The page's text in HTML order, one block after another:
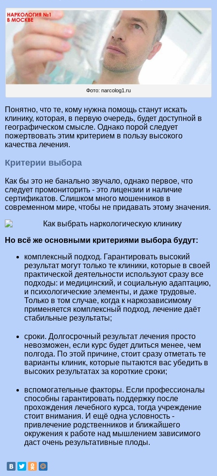
Фото: narcolog1.ru
Понятно, что те, кому нужна помощь станут искать
клинику, которая, в первую очередь, будет доступной в
географическом смысле. Однако порой следует
пожертвовать этим критерием в пользу высокого
качества лечения.
Критерии выбора
Как бы это не банально звучало, однако первое, что
следует промониторить - это лицензии и наличие
сертификатов. Слишком много мошенников в
современном мире, чтобы не придавать этому значения.
Но всё же основными критериями выбора будут:
комплексный подход. Гарантировать высокий
результат могут только те клиники, которые в своей
практической деятельности используют сразу все
подходы: и медицинский, и социальную адаптацию,
и психологические элементы, и даже трудовые.
Только в том случае, когда к наркозависимому
применяется комплексный подход, лечение даёт
стабильные результаты;
сроки. Долгосрочный результат лечения просто
невозможен, если курс будет длиться менее, чем
полгода. По этой причине, стоит сразу отметать те
варианты клиник, которые пытаются вас убедить в
высоких результатах за короткие сроки;
вспомогательные факторы. Если профессионалы
способны гарантировать поддержку после
прохождения лечебного курса, тогда учреждение
стоит внимания. И ещё одна условность -
привлечение родственников и ближайшего
окружения к работе над мышлением зависимого
даст очень результативные плоды.